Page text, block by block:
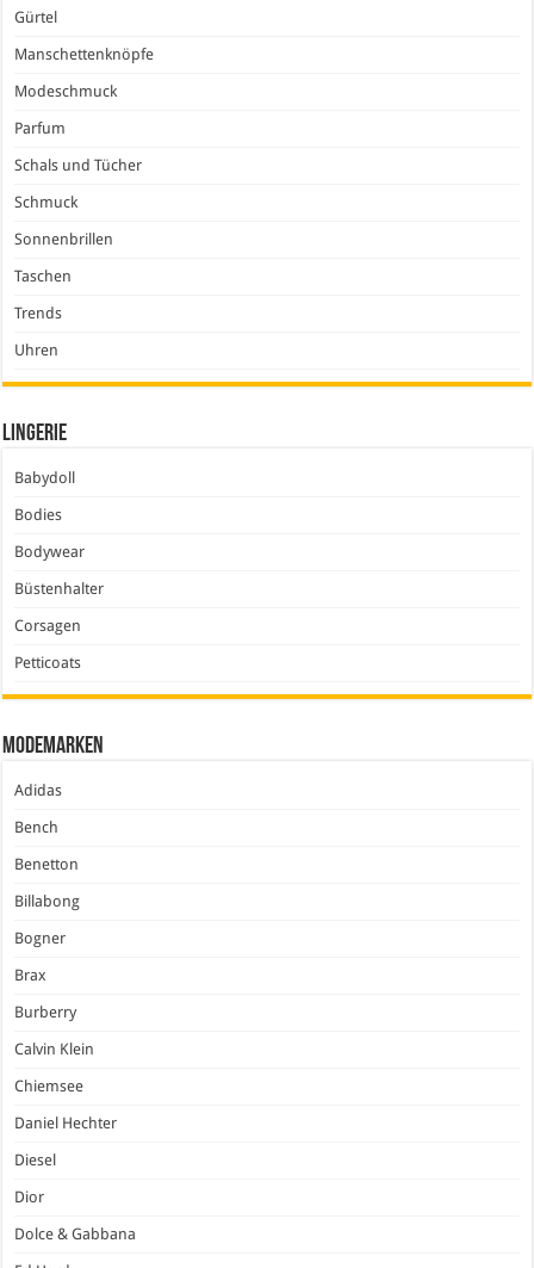
Gürtel
Manschettenknöpfe
Modeschmuck
Parfum
Schals und Tücher
Schmuck
Sonnenbrillen
Taschen
Trends
Uhren
Lingerie
Babydoll
Bodies
Bodywear
Büstenhalter
Corsagen
Petticoats
Modemarken
Adidas
Bench
Benetton
Billabong
Bogner
Brax
Burberry
Calvin Klein
Chiemsee
Daniel Hechter
Diesel
Dior
Dolce & Gabbana